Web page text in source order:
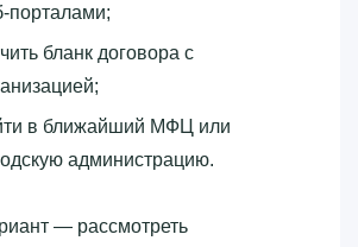
порталами;
бланк договора с
в ближайший МФЦ или
администрацию.
— рассмотреть